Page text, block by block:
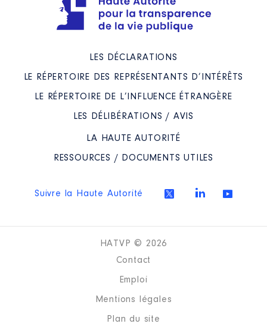
LES DÉCLARATIONS
LE RÉPERTOIRE DES REPRÉSENTANTS D’INTÉRÊTS
LE RÉPERTOIRE DE L’INFLUENCE ÉTRANGÈRE
LES DÉLIBÉRATIONS / AVIS
LA HAUTE AUTORITÉ
RESSOURCES / DOCUMENTS UTILES
Suivre la Haute Autorité
HATVP © 2026
Contact
Emploi
Mentions légales
Plan du site